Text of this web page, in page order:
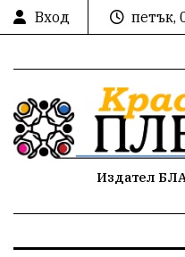
Вход
петък,
Издател